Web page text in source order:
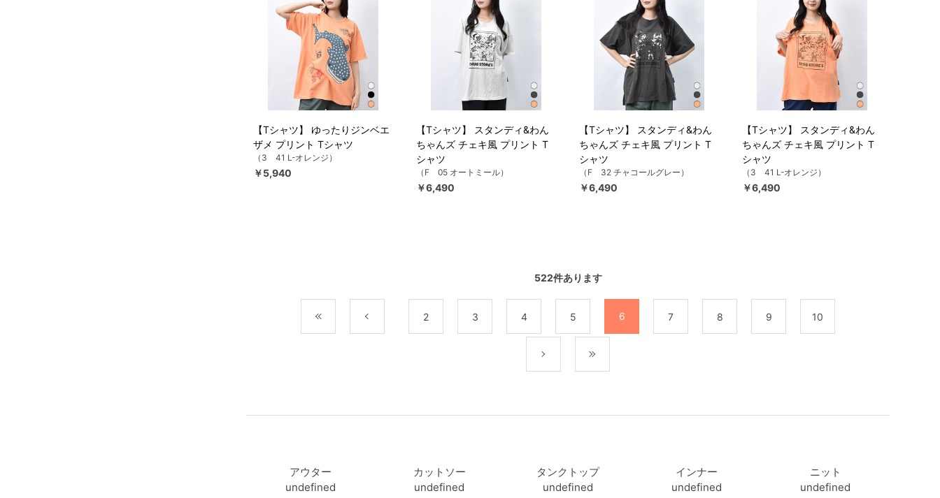
【Tシャツ】 ゆったりジンベエ
ザメ プリント Tシャツ
（3 41 L-オレンジ）
￥5,940
【Tシャツ】 スタンディ&わん
ちゃんズ チェキ風 プリント T
シャツ
（F 05 オートミール）
￥6,490
【Tシャツ】 スタンディ&わん
ちゃんズ チェキ風 プリント T
シャツ
（F 32 チャコールグレー）
￥6,490
【Tシャツ】 スタンディ&わん
ちゃんズ チェキ風 プリント T
シャツ
（3 41 L-オレンジ）
￥6,490
522件あります
2 3 4 5 6 7 8 9 10
アウター
undefined
カットソー
undefined
タンクトップ
undefined
インナー
undefined
ニット
undefined